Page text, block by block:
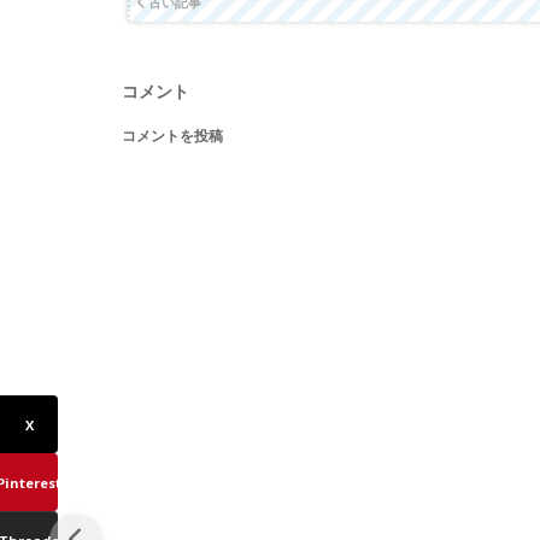
コメント
コメントを投稿
X